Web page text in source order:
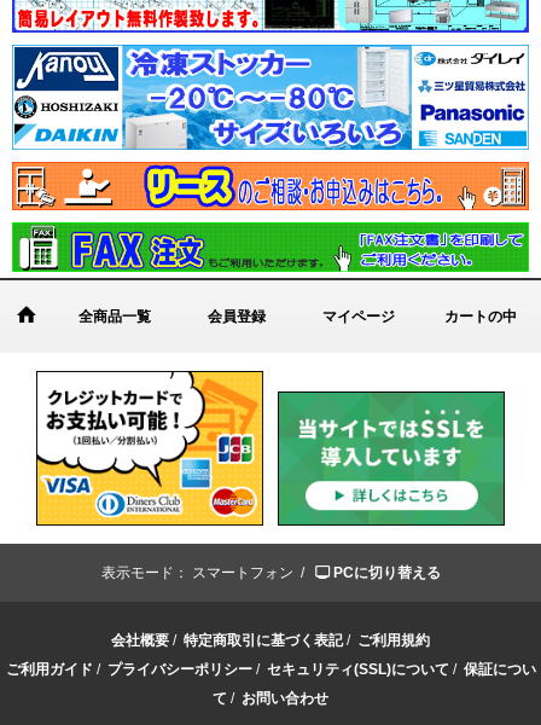
全商品一覧 会員登録 マイページ カートの中
表示モード： スマートフォン / PCに切り替える
会社概要 / 特定商取引に基づく表記/ ご利用規約
ご利用ガイド / プライバシーポリシー/ セキュリティ(SSL)について / 保証につい
て / お問い合わせ